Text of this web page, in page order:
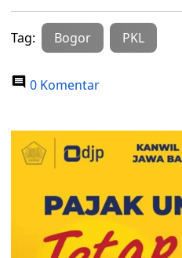
Tag: Bogor PKL
0 Komentar